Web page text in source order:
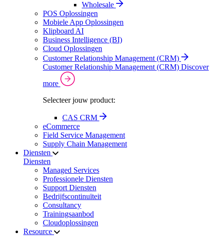
Wholesale
POS Oplossingen
Mobiele App Oplossingen
Klipboard AI
Business Intelligence (BI)
Cloud Oplossingen
Customer Relationship Management (CRM)
Customer Relationship Management (CRM) Discover
more
Selecteer jouw product:
CAS CRM
eCommerce
Field Service Management
Supply Chain Management
Diensten
Diensten
Managed Services
Professionele Diensten
Support Diensten
Bedrijfscontinuïteit
Consultancy
Trainingsaanbod
Cloudoplossingen
Resource